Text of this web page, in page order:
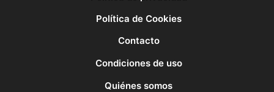
Política de Cookies
Contacto
Condiciones de uso
Quiénes somos